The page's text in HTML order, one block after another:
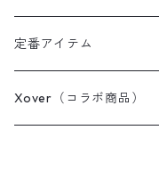
定番アイテム
Tシャツ / カットソー
Xover（コラボ商品）